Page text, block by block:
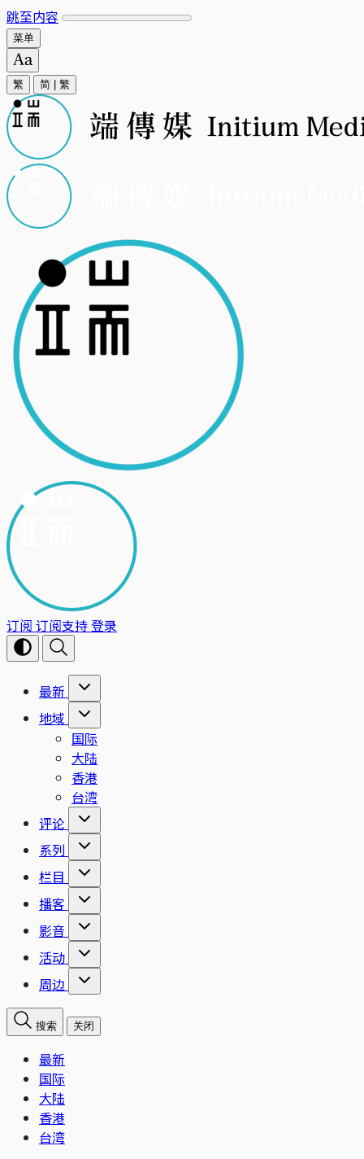
跳至内容
菜单
繁 简 繁
订阅 订阅支持登录
最新
地域
国际
大陆
香港
台湾
评论
系列
栏目
播客
影音
活动
周边
搜索 关闭
最新
国际
大陆
香港
台湾